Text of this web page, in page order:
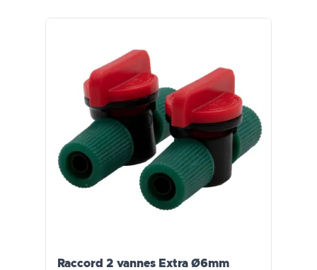
Raccord 2 vannes Extra Ø6mm